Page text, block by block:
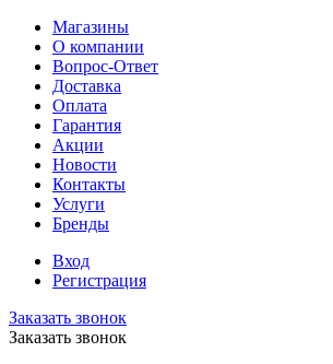
Магазины
О компании
Вопрос-Ответ
Доставка
Оплата
Гарантия
Акции
Новости
Контакты
Услуги
Бренды
Вход
Регистрация
Заказать звонок
Заказать звонок